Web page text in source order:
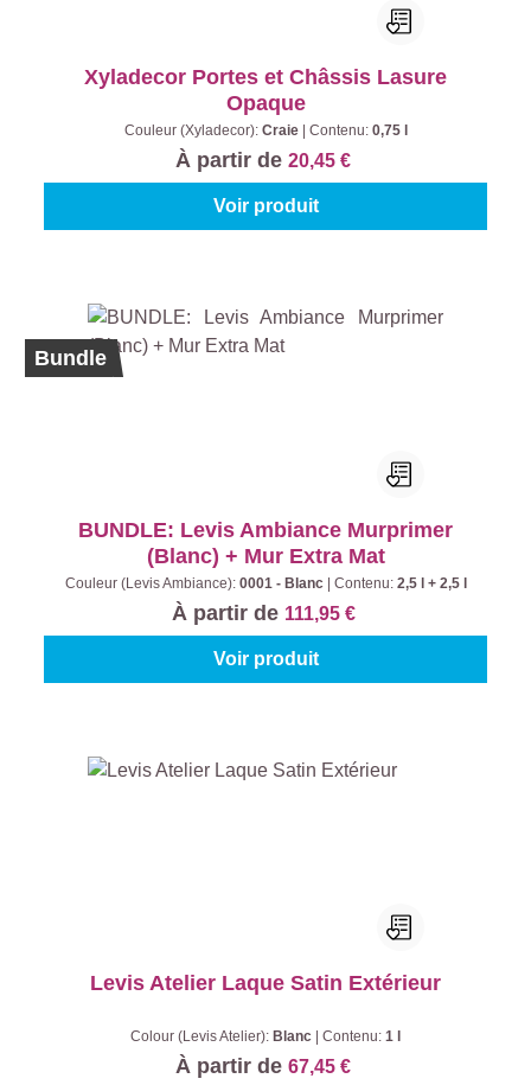
Xyladecor Portes et Châssis Lasure
Opaque
Couleur (Xyladecor): Craie Contenu: 0,75 l
À partir de 20,45 €
Voir produit
Bundle
BUNDLE: Levis Ambiance Murprimer
(Blanc) + Mur Extra Mat
Couleur (Levis Ambiance): 0001 - Blanc Contenu: 2,5 l + 2,5 l
À partir de 111,95 €
Voir produit
Levis Atelier Laque Satin Extérieur
Colour (Levis Atelier): Blanc Contenu: 1 l
À partir de 67,45 €